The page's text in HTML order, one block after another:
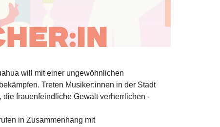
will mit einer ungewöhnlichen
Treten Musiker:innen in der Stadt
frauenfeindliche Gewalt verherrlichen -
in Zusammenhang mit